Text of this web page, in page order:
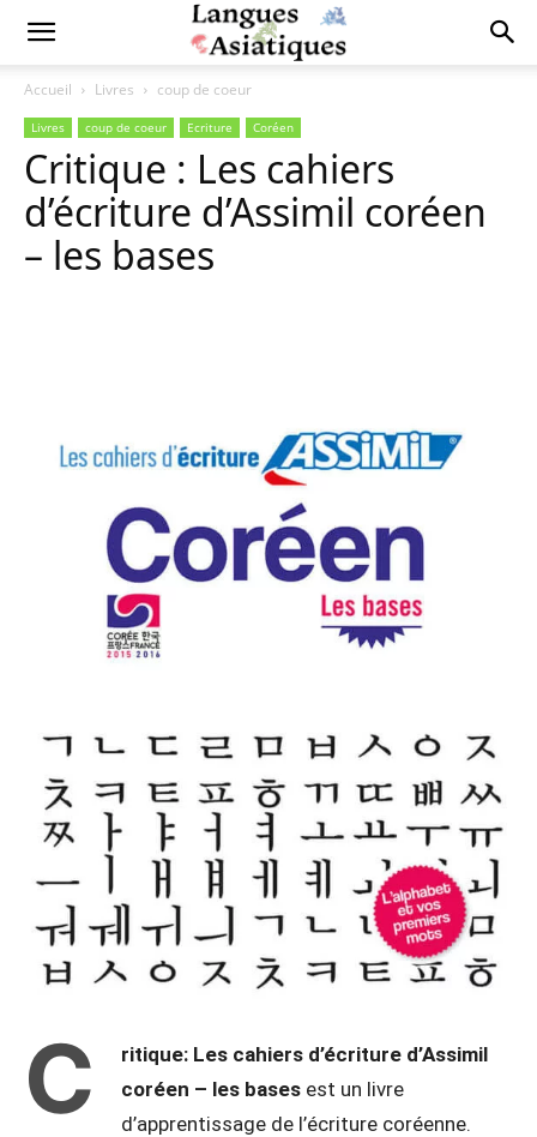
Accueil Livres coup de coeur
Livres coup de coeur Ecriture Coréen
Critique : Les cahiers
d’écriture d’Assimil coréen
– les bases
C
ritique: Les cahiers d’écriture d’Assimil
coréen – les bases est un livre
d’apprentissage de l’écriture coréenne.